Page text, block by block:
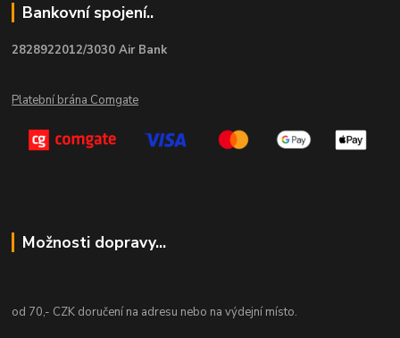
Bankovní spojení..
2828922012/3030 Air Bank
Platební brána Comgate
Možnosti dopravy...
od 70,- CZK doručení na adresu nebo na výdejní místo.